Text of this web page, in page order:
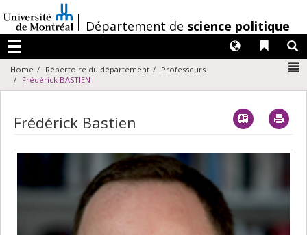
au
contenu
/Département de science politique
Menu
Liens
Langues
Home Répertoire du département
Professeurs
Frédérick BASTIEN
Frédérick Bastien Vcard